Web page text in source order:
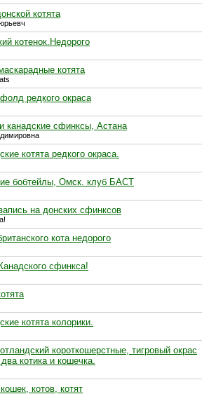
котята
котенок.Недорого
котята
редкого окраса
канадские сфинксы, Астана
котята редкого окраса.
бобтейлы, Омск. клуб БАСТ
на донских сфинксов
кота недорого
сфинкса!
котята колорики.
короткошерстные, тигровый окрас
котика и кошечка.
котов, котят